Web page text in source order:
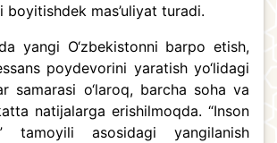
boyitishdek mas’uliyat turadi.
yangi O‘zbekistonni barpo etish,
poydevorini yaratish yo‘lidagi
samarasi o‘laroq, barcha soha va
natijalarga erishilmoqda. “Inson
tamoyili asosidagi yangilanish